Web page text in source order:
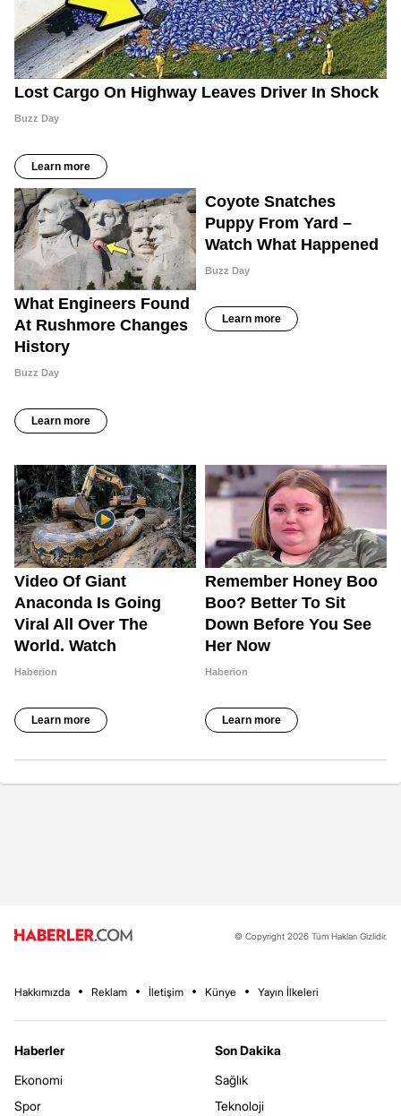
© Copyright 2026 Tüm Hakları Gizlidir.
Hakkımızda Reklam İletişim Künye Yayın İlkeleri
Haberler
Ekonomi
Spor
Son Dakika
Sağlık
Teknoloji